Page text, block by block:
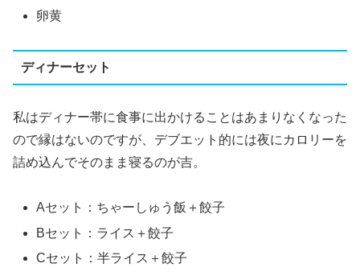
卵黄
ディナーセット
私はディナー帯に食事に出かけることはあまりなくなった
ので縁はないのですが、デブエット的には夜にカロリーを
詰め込んでそのまま寝るのが吉。
Aセット：ちゃーしゅう飯＋餃子
Bセット：ライス＋餃子
Cセット：半ライス＋餃子